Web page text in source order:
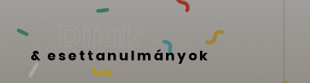
& esettanulmányok